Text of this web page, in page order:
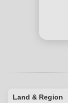
Land & Region